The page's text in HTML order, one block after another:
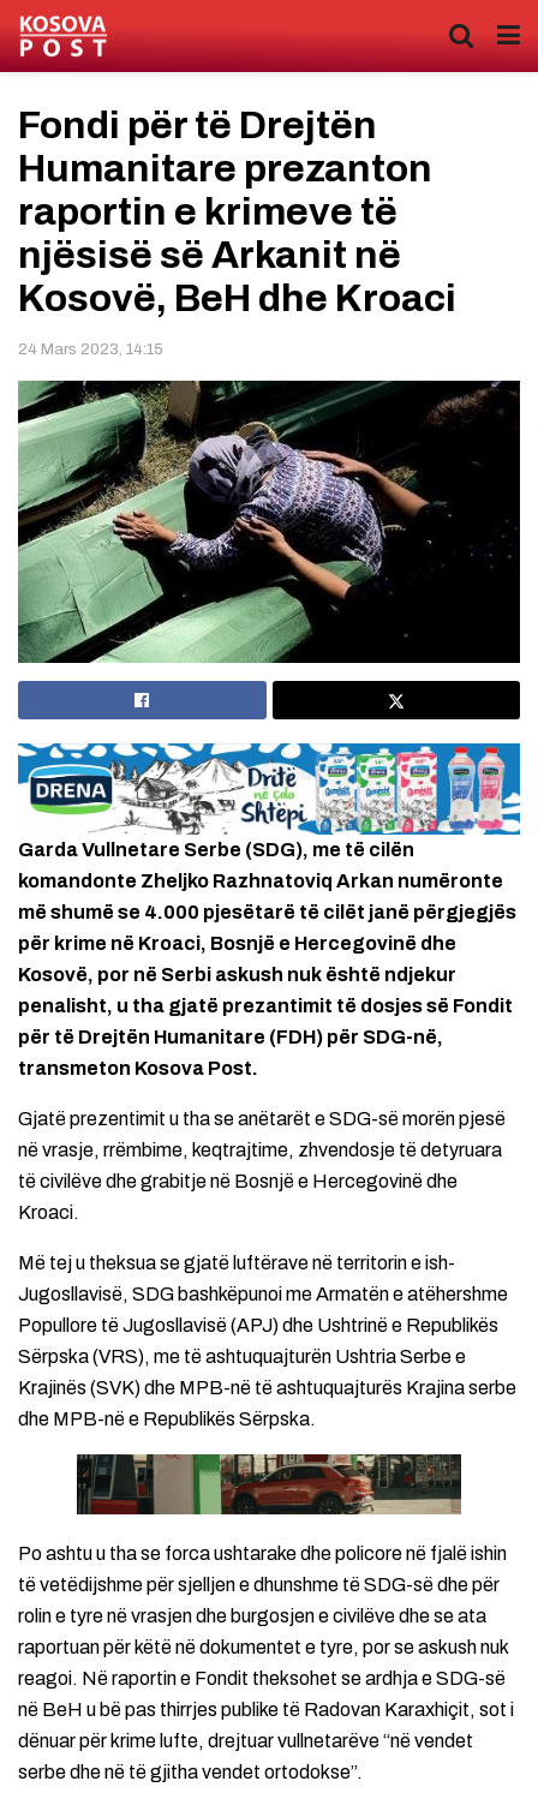
Fondi për të Drejtën
Humanitare prezanton
raportin e krimeve të
njësisë së Arkanit në
Kosovë, BeH dhe Kroaci
24 Mars 2023, 14:15
Garda Vullnetare Serbe (SDG), me të cilën
komandonte Zheljko Razhnatoviq Arkan numëronte
më shumë se 4.000 pjesëtarë të cilët janë përgjegjës
për krime në Kroaci, Bosnjë e Hercegovinë dhe
Kosovë, por në Serbi askush nuk është ndjekur
penalisht, u tha gjatë prezantimit të dosjes së Fondit
për të Drejtën Humanitare (FDH) për SDG-në,
transmeton Kosova Post.
Gjatë prezentimit u tha se anëtarët e SDG-së morën pjesë
në vrasje, rrëmbime, keqtrajtime, zhvendosje të detyruara
të civilëve dhe grabitje në Bosnjë e Hercegovinë dhe
Kroaci.
Më tej u theksua se gjatë luftërave në territorin e ish-
Jugosllavisë, SDG bashkëpunoi me Armatën e atëhershme
Popullore të Jugosllavisë (APJ) dhe Ushtrinë e Republikës
Sërpska (VRS), me të ashtuquajturën Ushtria Serbe e
Krajinës (SVK) dhe MPB-në të ashtuquajturës Krajina serbe
dhe MPB-në e Republikës Sërpska.
Po ashtu u tha se forca ushtarake dhe policore në fjalë ishin
të vetëdijshme për sjelljen e dhunshme të SDG-së dhe për
rolin e tyre në vrasjen dhe burgosjen e civilëve dhe se ata
raportuan për këtë në dokumentet e tyre, por se askush nuk
reagoi. Në raportin e Fondit theksohet se ardhja e SDG-së
në BeH u bë pas thirrjes publike të Radovan Karaxhiçit, sot i
dënuar për krime lufte, drejtuar vullnetarëve “në vendet
serbe dhe në të gjitha vendet ortodokse”.